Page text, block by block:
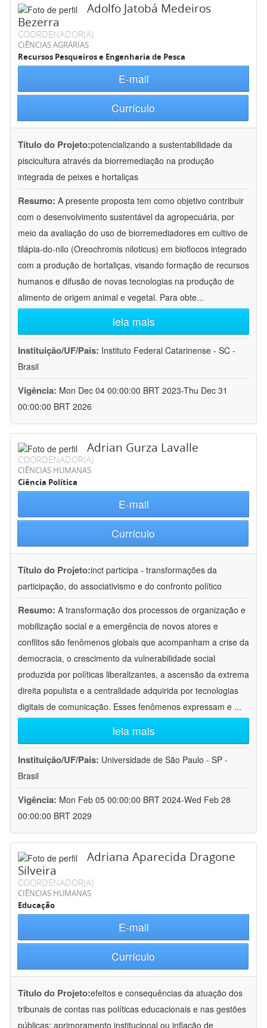
Adolfo Jatobá Medeiros
Bezerra
COORDENADOR(A)
CIÊNCIAS AGRÁRIAS
Recursos Pesqueiros e Engenharia de Pesca
E-mail
Currículo
Título do Projeto:potencializando a sustentabilidade da
piscicultura através da biorremediação na produção
integrada de peixes e hortaliças
Resumo: A presente proposta tem como objetivo contribuir
com o desenvolvimento sustentável da agropecuária, por
meio da avaliação do uso de biorremediadores em cultivo de
tilápia-do-nilo (Oreochromis niloticus) em bioflocos integrado
com a produção de hortaliças, visando formação de recursos
humanos e difusão de novas tecnologias na produção de
alimento de origem animal e vegetal. Para obte...
leia mais
Instituição/UF/País: Instituto Federal Catarinense - SC -
Brasil
Vigência: Mon Dec 04 00:00:00 BRT 2023-Thu Dec 31
00:00:00 BRT 2026
Adrian Gurza Lavalle
COORDENADOR(A)
CIÊNCIAS HUMANAS
Ciência Política
E-mail
Currículo
Título do Projeto:inct participa - transformações da
participação, do associativismo e do confronto político
Resumo: A transformação dos processos de organização e
mobilização social e a emergência de novos atores e
conflitos são fenômenos globais que acompanham a crise da
democracia, o crescimento da vulnerabilidade social
produzida por políticas liberalizantes, a ascensão da extrema
direita populista e a centralidade adquirida por tecnologias
digitais de comunicação. Esses fenômenos expressam e ...
leia mais
Instituição/UF/País: Universidade de São Paulo - SP -
Brasil
Vigência: Mon Feb 05 00:00:00 BRT 2024-Wed Feb 28
00:00:00 BRT 2029
Adriana Aparecida Dragone
Silveira
COORDENADOR(A)
CIÊNCIAS HUMANAS
Educação
E-mail
Currículo
Título do Projeto:efeitos e consequências da atuação dos
tribunais de contas nas políticas educacionais e nas gestões
públicas: aprimoramento institucional ou inflação de